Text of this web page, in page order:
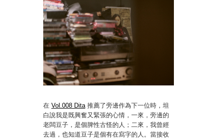
在 Vol.008 Dita推薦了旁邊作為下一位時，坦
白說我是既興奮又緊張的心情，一來，旁邊的
老闆豆子，是個脾性古怪的人；二來，我曾經
去過，也知道豆子是個有在寫字的人。當接收